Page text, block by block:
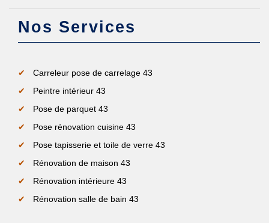
Nos Services
Carreleur pose de carrelage 43
Peintre intérieur 43
Pose de parquet 43
Pose rénovation cuisine 43
Pose tapisserie et toile de verre 43
Rénovation de maison 43
Rénovation intérieure 43
Rénovation salle de bain 43